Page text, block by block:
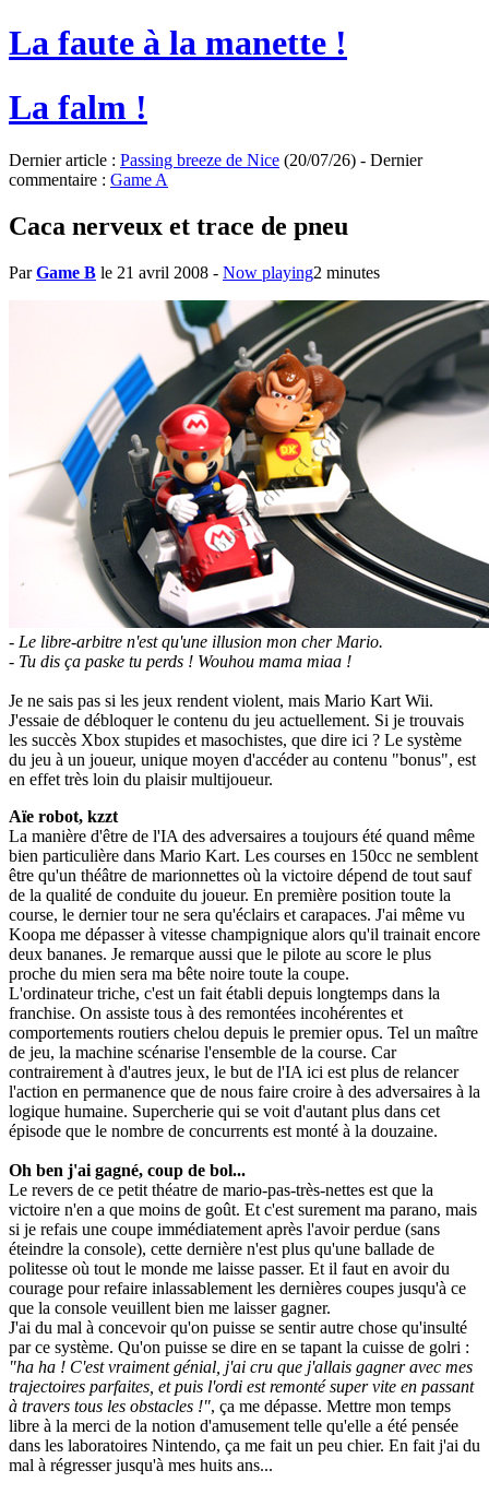
La faute à la manette !
La falm !
Dernier article : Passing breeze de Nice (20/07/26) - Dernier
commentaire : Game A
Caca nerveux et trace de pneu
ParGame B le 21 avril 2008 - Now playing2 minutes
- Le libre-arbitre n'est qu'une illusion mon cher Mario.
- Tu dis ça paske tu perds ! Wouhou mama miaa !
Je ne sais pas si les jeux rendent violent, mais Mario Kart Wii.
J'essaie de débloquer le contenu du jeu actuellement. Si je trouvais
les succès Xbox stupides et masochistes, que dire ici ? Le système
du jeu à un joueur, unique moyen d'accéder au contenu "bonus", est
en effet très loin du plaisir multijoueur.
Aïe robot, kzzt
La manière d'être de l'IA des adversaires a toujours été quand même
bien particulière dans Mario Kart. Les courses en 150cc ne semblent
être qu'un théâtre de marionnettes où la victoire dépend de tout sauf
de la qualité de conduite du joueur. En première position toute la
course, le dernier tour ne sera qu'éclairs et carapaces. J'ai même vu
Koopa me dépasser à vitesse champignique alors qu'il trainait encore
deux bananes. Je remarque aussi que le pilote au score le plus
proche du mien sera ma bête noire toute la coupe.
L'ordinateur triche, c'est un fait établi depuis longtemps dans la
franchise. On assiste tous à des remontées incohérentes et
comportements routiers chelou depuis le premier opus. Tel un maître
de jeu, la machine scénarise l'ensemble de la course. Car
contrairement à d'autres jeux, le but de l'IA ici est plus de relancer
l'action en permanence que de nous faire croire à des adversaires à la
logique humaine. Supercherie qui se voit d'autant plus dans cet
épisode que le nombre de concurrents est monté à la douzaine.
Oh ben j'ai gagné, coup de bol...
Le revers de ce petit théatre de mario-pas-très-nettes est que la
victoire n'en a que moins de goût. Et c'est surement ma parano, mais
si je refais une coupe immédiatement après l'avoir perdue (sans
éteindre la console), cette dernière n'est plus qu'une ballade de
politesse où tout le monde me laisse passer. Et il faut en avoir du
courage pour refaire inlassablement les dernières coupes jusqu'à ce
que la console veuillent bien me laisser gagner.
J'ai du mal à concevoir qu'on puisse se sentir autre chose qu'insulté
par ce système. Qu'on puisse se dire en se tapant la cuisse de golri :
"ha ha ! C'est vraiment génial, j'ai cru que j'allais gagner avec mes
trajectoires parfaites, et puis l'ordi est remonté super vite en passant
à travers tous les obstacles !", ça me dépasse. Mettre mon temps
libre à la merci de la notion d'amusement telle qu'elle a été pensée
dans les laboratoires Nintendo, ça me fait un peu chier. En fait j'ai du
mal à régresser jusqu'à mes huits ans...